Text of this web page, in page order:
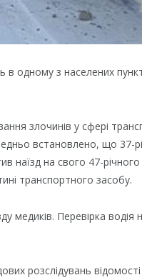
в одному з населених
злочинів у сфері
встановлено, що 37-
наїзд на свого 47-
транспортного засобу.
Перевірка водія
розслідувань